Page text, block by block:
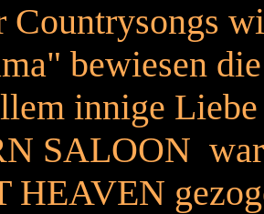
Countrysongs
bewiesen
innige
SALOON